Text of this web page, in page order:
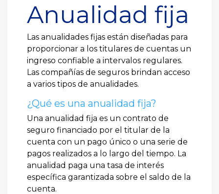
Anualidad fija
Las anualidades fijas están diseñadas para
proporcionar a los titulares de cuentas un
ingreso confiable a intervalos regulares.
Las compañías de seguros brindan acceso
a varios tipos de anualidades.
¿Qué es una anualidad fija?
Una anualidad fija es un contrato de
seguro financiado por el titular de la
cuenta con un pago único o una serie de
pagos realizados a lo largo del tiempo. La
anualidad paga una tasa de interés
específica garantizada sobre el saldo de la
cuenta.